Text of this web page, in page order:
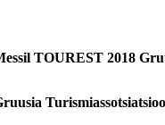
TOUREST 2018